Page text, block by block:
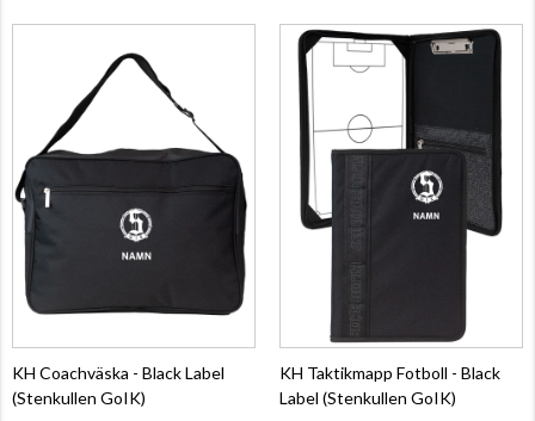
KH Coachväska - Black Label
(Stenkullen GoIK)
KH Taktikmapp Fotboll - Black
Label (Stenkullen GoIK)